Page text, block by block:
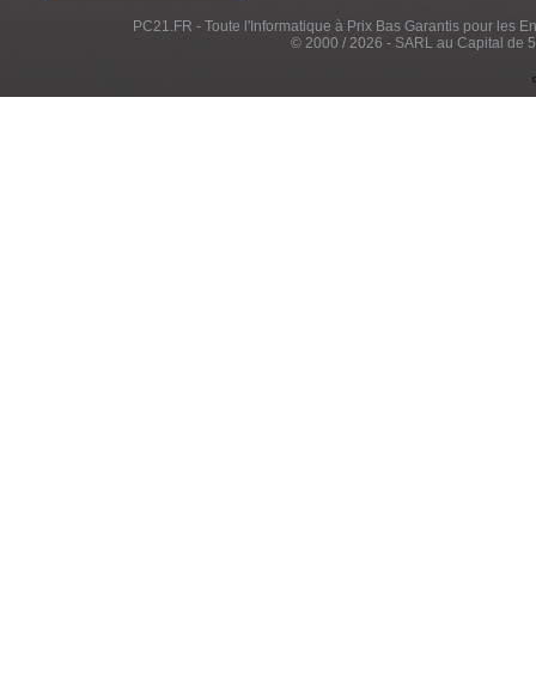
PC21.FR - Toute l'Informatique à Prix Bas Garantis pour les
© 2000 / 2026 - SARL au Capital de